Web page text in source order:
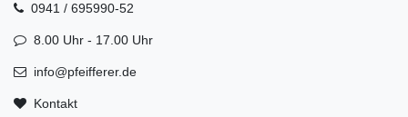
0941 / 695990-52
8.00 Uhr - 17.00 Uhr
info@pfeifferer.de
Kontakt